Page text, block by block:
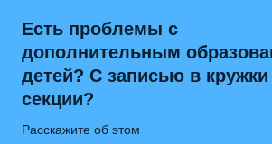
Есть проблемы с
дополнительным
детей? С записью в кружки
секции?
Расскажите об этом